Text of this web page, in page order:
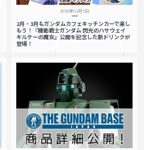
2026年02月5日
2月・3月もガンダムカフェキッチンカーで楽し
もう！『機動戦士ガンダム 閃光のハサウェイ
キルケーの魔女』公開を記念した新ドリンクが
登場！